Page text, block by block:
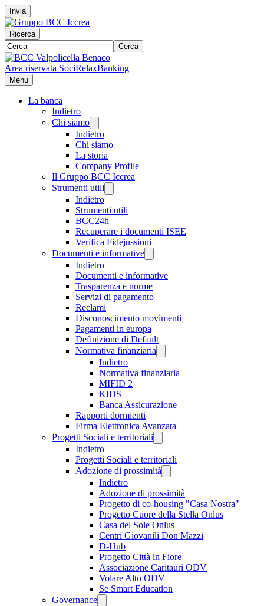
Invia
Ricerca
Cerca
Area riservata SociRelaxBanking
Menu
La banca
Indietro
Chi siamo
Indietro
Chi siamo
La storia
Company Profile
Il Gruppo BCC Iccrea
Strumenti utili
Indietro
Strumenti utili
BCC24h
Recuperare i documenti ISEE
Verifica Fidejussioni
Documenti e informative
Indietro
Documenti e informative
Trasparenza e norme
Servizi di pagamento
Reclami
Disconoscimento movimenti
Pagamenti in europa
Definizione di Default
Normativa finanziaria
Indietro
Normativa finanziaria
MIFID 2
KIDS
Banca Assicurazione
Rapporti dormienti
Firma Elettronica Avanzata
Progetti Sociali e territoriali
Indietro
Progetti Sociali e territoriali
Adozione di prossimità
Indietro
Adozione di prossimità
Progetto di co-housing "Casa Nostra"
Progetto Cuore della Stella Onlus
Casa del Sole Onlus
Centri Giovanili Don Mazzi
D-Hub
Progetto Città in Fiore
Associazione Caritauri ODV
Volare Alto ODV
Se Smart Education
Governance